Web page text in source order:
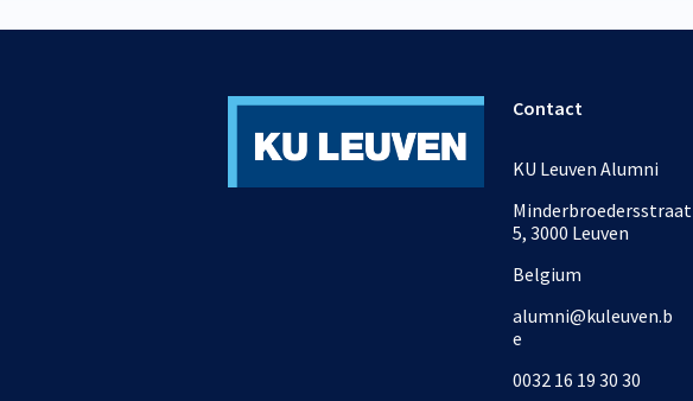
Contact
KU Leuven Alumni
Minderbroedersstraat
5, 3000 Leuven
Belgium
alumni@kuleuven.b
e
0032 16 19 30 30